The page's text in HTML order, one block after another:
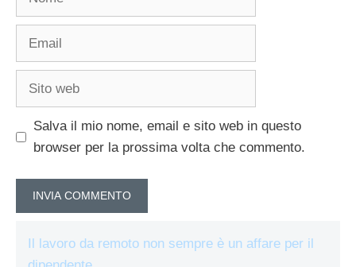
Email
Sito
Salva il mio nome, email e sito web in questo
browser per la prossima volta che commento.
Il lavoro da remoto non sempre è un affare per il